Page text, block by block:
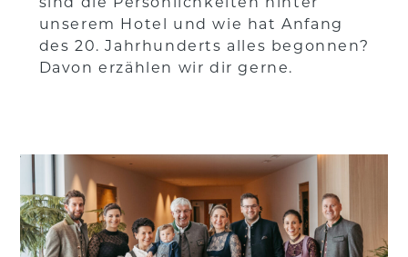
unserem Hotel und wie hat Anfang
des 20. Jahrhunderts alles begonnen?
Davon erzählen wir dir gerne.